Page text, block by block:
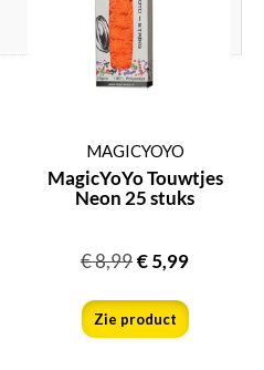
MAGICYOYO
MagicYoYo Touwtjes
Neon 25 stuks
€8,99€5,99
Zie product